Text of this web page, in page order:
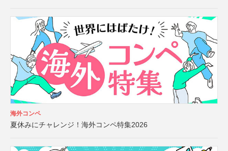
海外コンペ
夏休みにチャレンジ！海外コンペ特集2026